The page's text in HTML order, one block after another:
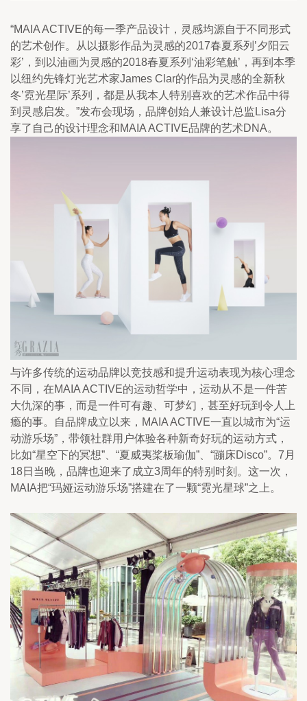
“MAIA ACTIVE的每一季产品设计，灵感均源自于不同形式
的艺术创作。从以摄影作品为灵感的2017春夏系列’夕阳云
彩’，到以油画为灵感的2018春夏系列‘油彩笔触’，再到本季
以纽约先锋灯光艺术家James Clar的作品为灵感的全新秋
冬’霓光星际’系列，都是从我本人特别喜欢的艺术作品中得
到灵感启发。”发布会现场，品牌创始人兼设计总监Lisa分
享了自己的设计理念和MAIA ACTIVE品牌的艺术DNA。
与许多传统的运动品牌以竞技感和提升运动表现为核心理念
不同，在MAIA ACTIVE的运动哲学中，运动从不是一件苦
大仇深的事，而是一件可有趣、可梦幻，甚至好玩到令人上
瘾的事。自品牌成立以来，MAIA ACTIVE一直以城市为“运
动游乐场”，带领社群用户体验各种新奇好玩的运动方式，
比如“星空下的冥想”、“夏威夷桨板瑜伽”、“蹦床Disco”。7月
18日当晚，品牌也迎来了成立3周年的特别时刻。这一次，
MAIA把“玛娅运动游乐场”搭建在了一颗“霓光星球”之上。